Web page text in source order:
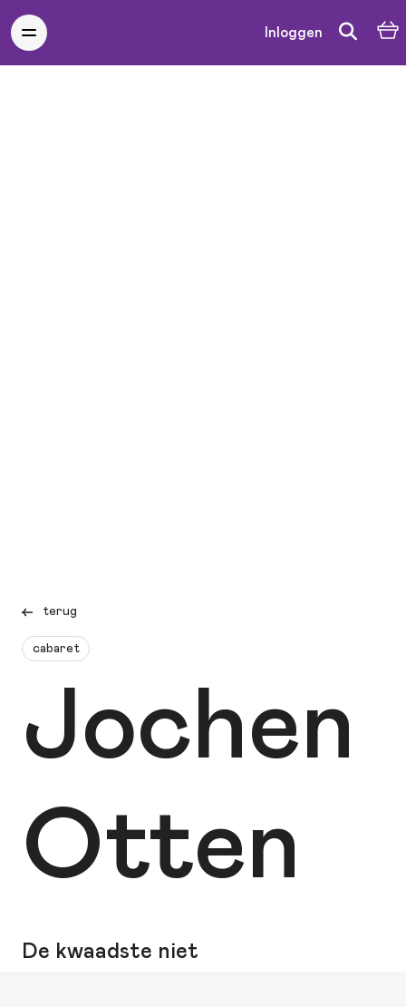
Inloggen
terug
cabaret
Jochen
Otten
De kwaadste niet